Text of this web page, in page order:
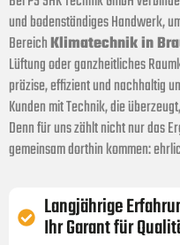
und bodenständiges Handwerk,
BereichKlimatechnik in
Lüftung oder ganzheitliches
präzise, effizient und nachhaltig
Kunden mit Technik, die
Denn für uns zählt nicht nur das
gemeinsam dorthin kommen:
Langjährige
Ihr Garant für